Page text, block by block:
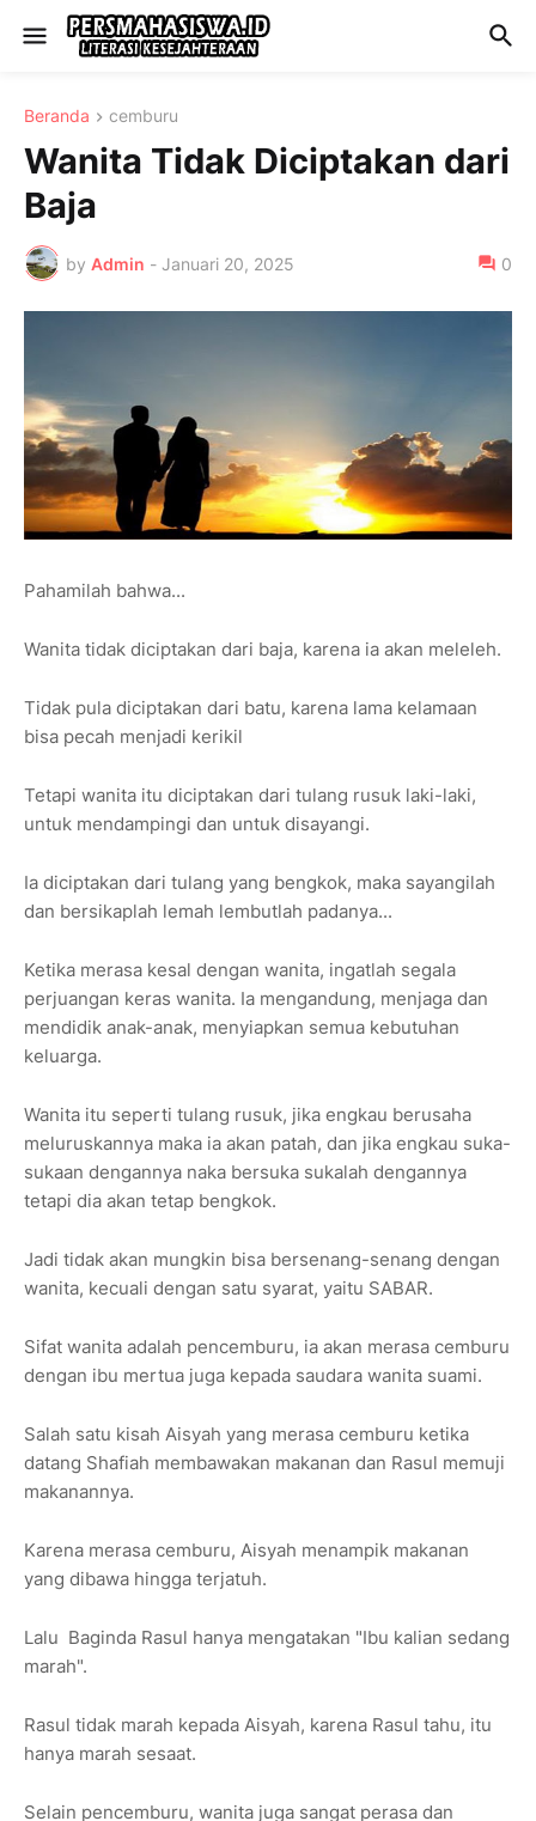
Beranda cemburu
Wanita Tidak Diciptakan dari
Baja
by Admin - Januari 20, 2025 0
Pahamilah bahwa...
Wanita tidak diciptakan dari baja, karena ia akan meleleh.
Tidak pula diciptakan dari batu, karena lama kelamaan
bisa pecah menjadi kerikil
Tetapi wanita itu diciptakan dari tulang rusuk laki-laki,
untuk mendampingi dan untuk disayangi.
Ia diciptakan dari tulang yang bengkok, maka sayangilah
dan bersikaplah lemah lembutlah padanya...
Ketika merasa kesal dengan wanita, ingatlah segala
perjuangan keras wanita. Ia mengandung, menjaga dan
mendidik anak-anak, menyiapkan semua kebutuhan
keluarga.
Wanita itu seperti tulang rusuk, jika engkau berusaha
meluruskannya maka ia akan patah, dan jika engkau suka-
sukaan dengannya naka bersuka sukalah dengannya
tetapi dia akan tetap bengkok.
Jadi tidak akan mungkin bisa bersenang-senang dengan
wanita, kecuali dengan satu syarat, yaitu SABAR.
Sifat wanita adalah pencemburu, ia akan merasa cemburu
dengan ibu mertua juga kepada saudara wanita suami.
Salah satu kisah Aisyah yang merasa cemburu ketika
datang Shafiah membawakan makanan dan Rasul memuji
makanannya.
Karena merasa cemburu, Aisyah menampik makanan
yang dibawa hingga terjatuh.
Lalu Baginda Rasul hanya mengatakan "Ibu kalian sedang
marah".
Rasul tidak marah kepada Aisyah, karena Rasul tahu, itu
hanya marah sesaat.
Selain pencemburu, wanita juga sangat perasa dan